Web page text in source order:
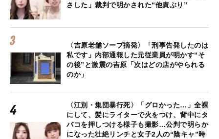
さした」裁判で明かされた“他責ぶり”
〈吉原老舗ソープ摘発〉「刑事告発したのは
私です」内部通報した元従業員が明かす“そ
の後”と激震の吉原「次はどの店がやられる
のか」
〈江別・集団暴行死〉「グロかった…」全裸
にして、髪にライターで火をつけ、背中にタ
バコを押しつける様子も撮影…公判で明らか
になった壮絶リンチと女子2人の“陰キャ”時